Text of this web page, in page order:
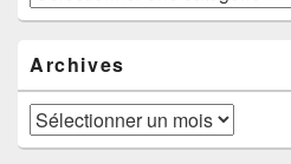
Archives
Archives